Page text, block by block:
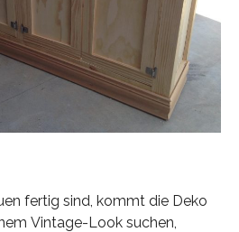
fertig sind, kommt die Deko
Vintage-Look suchen,